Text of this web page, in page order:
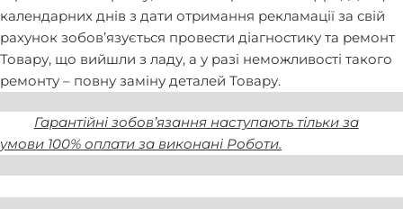
календарних днів з дати отримання рекламації за свій
рахунок зобов’язується провести діагностику та ремонт
Товару, що вийшли з ладу, а у разі неможливості такого
ремонту – повну заміну деталей Товару.
Гарантійні зобов’язання наступають тільки за
умови 100% оплати за виконані Роботи.